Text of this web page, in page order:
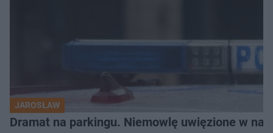
JAROSŁAW
Dramat na parkingu. Niemowlę uwięzione w